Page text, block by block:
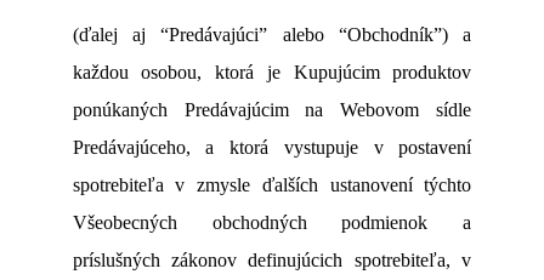
(ďalej aj “Predávajúci” alebo “Obchodník”) a
každou osobou, ktorá je Kupujúcim produktov
ponúkaných Predávajúcim na Webovom sídle
Predávajúceho, a ktorá vystupuje v postavení
spotrebiteľa v zmysle ďalších ustanovení týchto
Všeobecných obchodných podmienok a
príslušných zákonov definujúcich spotrebiteľa, v